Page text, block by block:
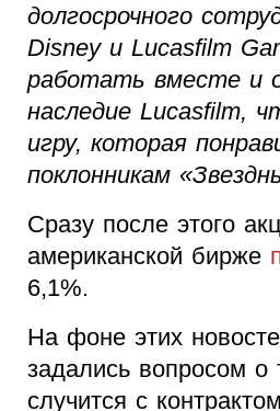
долгосрочного
Disney и Lucasfilm
работать вместе и
наследие Lucasfilm,
игру, которая
поклонникам
Сразу после этого
американской бирже
6,1%.
На фоне этих
задались вопросом о
случится с